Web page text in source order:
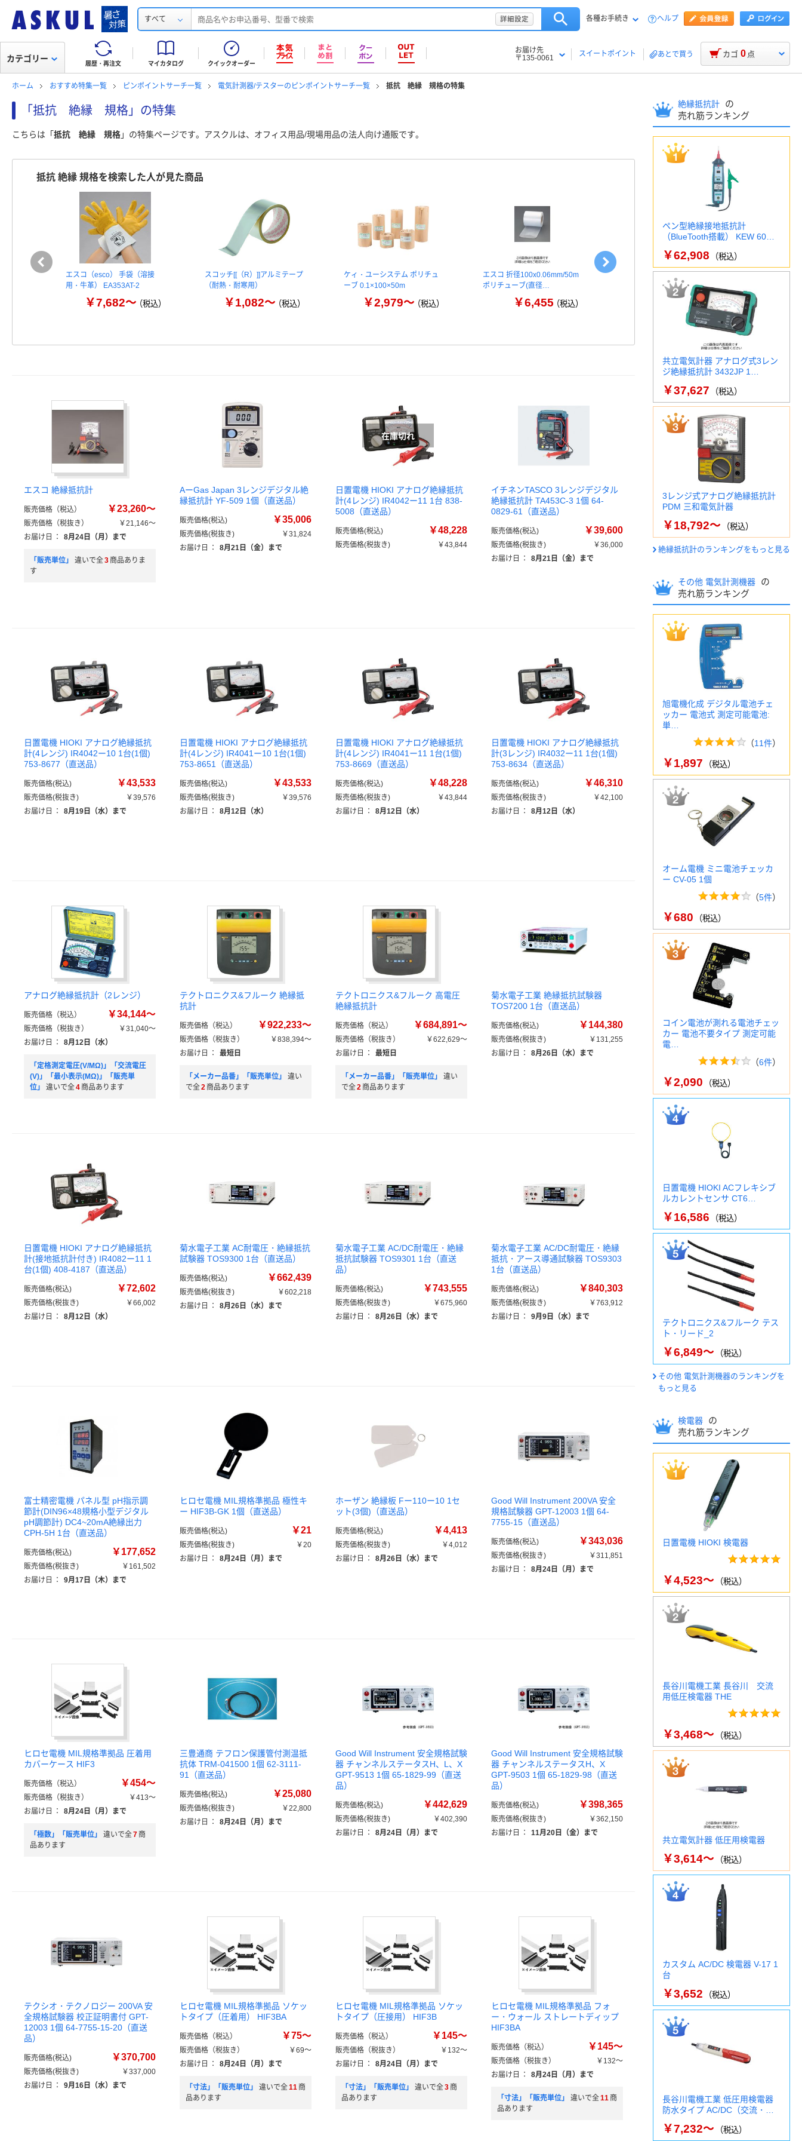
すべて 詳細設定 各種お手続き ヘルプ
履歴・再注文 マイカタログ クイックオーダー
お届け先
〒135-0061
スイートポイント あとで買う
カテゴリー カゴ 0 点
ホーム おすすめ特集一覧 ピンポイントサーチ一覧 電気計測器/テスターのピンポイントサーチ一覧 抵抗 絶縁 規格の特集
「抵抗 絶縁 規格」の特集
こちらは「抵抗 絶縁 規格」の特集ページです。アスクルは、オフィス用品/現場用品の法人向け通販です。
抵抗 絶縁 規格を検索した人が見た商品
エスコ（esco） 手袋（溶接
用・牛革） EA353AT-2
￥7,682～（税込）
スコッチ[[（R）]]アルミテープ
（耐熱・耐寒用）
￥1,082～（税込）
ケィ・ユーシステム ポリチュ
ーブ 0.1×100×50m
￥2,979～（税込）
エスコ 折径100x0.06mm/50m
ポリチューブ(直径…
￥6,455（税込）
￥6,999～（税込）
エスコ 絶縁抵抗計
販売価格（税込） ￥23,260～
販売価格（税抜き）
￥21,146～
お届け日
： 8月24日（月）まで
「販売単位」 違いで全3 商品ありま
す
AーGas Japan 3レンジデジタル絶
縁抵抗計 YF-509 1個（直送品）
販売価格(税込) ￥35,006
販売価格(税抜き)
￥31,824
お届け日
： 8月21日（金）まで
日置電機 HIOKI アナログ絶縁抵抗
計(4レンジ) IR4042ー11 1台 838-
5008（直送品）
販売価格(税込) ￥48,228
販売価格(税抜き) ￥43,844
イチネンTASCO 3レンジデジタル
絶縁抵抗計 TA453C-3 1個 64-
0829-61（直送品）
販売価格(税込) ￥39,600
販売価格(税抜き)
￥36,000
お届け日
： 8月21日（金）まで
日置電機 HIOKI アナログ絶縁抵抗
計(4レンジ) IR4042ー10 1台(1個)
753-8677（直送品）
販売価格(税込) ￥43,533
販売価格(税抜き)
￥39,576
お届け日
： 8月19日（水）まで
日置電機 HIOKI アナログ絶縁抵抗
計(4レンジ) IR4041ー10 1台(1個)
753-8651（直送品）
販売価格(税込) ￥43,533
販売価格(税抜き)
￥39,576
お届け日
： 8月12日（水）
日置電機 HIOKI アナログ絶縁抵抗
計(4レンジ) IR4041ー11 1台(1個)
753-8669（直送品）
販売価格(税込) ￥48,228
販売価格(税抜き)
￥43,844
お届け日
： 8月12日（水）
日置電機 HIOKI アナログ絶縁抵抗
計(3レンジ) IR4032ー11 1台(1個)
753-8634（直送品）
販売価格(税込) ￥46,310
販売価格(税抜き)
￥42,100
お届け日
： 8月12日（水）
アナログ絶縁抵抗計（2レンジ）
販売価格（税込） ￥34,144～
販売価格（税抜き）
￥31,040～
お届け日
： 8月12日（水）
「定格測定電圧(V/MΩ)」「交流電圧
(V)」「最小表示(MΩ)」「販売単
位」
違いで全4 商品あります
テクトロニクス&フルーク 絶縁抵
抗計
販売価格（税込） ￥922,233～
販売価格（税抜き）
￥838,394～
お届け日
： 最短日
「メーカー品番」「販売単位」
違い
で全2 商品あります
テクトロニクス&フルーク 高電圧
絶縁抵抗計
販売価格（税込） ￥684,891～
販売価格（税抜き）
￥622,629～
お届け日
： 最短日
「メーカー品番」「販売単位」
違い
で全2 商品あります
菊水電子工業 絶縁抵抗試験器
TOS7200 1台（直送品）
販売価格(税込) ￥144,380
販売価格(税抜き)
￥131,255
お届け日
： 8月26日（水）まで
日置電機 HIOKI アナログ絶縁抵抗
計(接地抵抗計付き) IR4082ー11 1
台(1個) 408-4187（直送品）
販売価格(税込) ￥72,602
販売価格(税抜き)
￥66,002
お届け日
： 8月12日（水）
菊水電子工業 AC耐電圧・絶縁抵抗
試験器 TOS9300 1台（直送品）
販売価格(税込) ￥662,439
販売価格(税抜き)
￥602,218
お届け日
： 8月26日（水）まで
菊水電子工業 AC/DC耐電圧・絶縁
抵抗試験器 TOS9301 1台（直送
品）
販売価格(税込) ￥743,555
販売価格(税抜き)
￥675,960
お届け日
： 8月26日（水）まで
菊水電子工業 AC/DC耐電圧・絶縁
抵抗・アース導通試験器 TOS9303
1台（直送品）
販売価格(税込) ￥840,303
販売価格(税抜き)
￥763,912
お届け日
： 9月9日（水）まで
富士精密電機 パネル型 pH指示調
節計(DIN96×48規格小型デジタル
pH調節計) DC4~20mA絶縁出力
CPH-5H 1台（直送品）
販売価格(税込) ￥177,652
販売価格(税抜き)
￥161,502
お届け日
： 9月17日（木）まで
ヒロセ電機 MIL規格準拠品 極性キ
ー HIF3B-GK 1個（直送品）
販売価格(税込) ￥21
販売価格(税抜き)
￥20
お届け日
： 8月24日（月）まで
ホーザン 絶縁板 Fー110ー10 1セ
ット(3個)（直送品）
販売価格(税込) ￥4,413
販売価格(税抜き)
￥4,012
お届け日
： 8月26日（水）まで
Good Will Instrument 200VA 安全
規格試験器 GPT-12003 1個 64-
7755-15（直送品）
販売価格(税込) ￥343,036
販売価格(税抜き)
￥311,851
お届け日
： 8月24日（月）まで
ヒロセ電機 MIL規格準拠品 圧着用
カバーケース HIF3
販売価格（税込） ￥454～
販売価格（税抜き）
￥413～
お届け日
： 8月24日（月）まで
「極数」「販売単位」 違いで全7 商
品あります
三豊通商 テフロン保護管付測温抵
抗体 TRM-041500 1個 62-3111-
91（直送品）
販売価格(税込) ￥25,080
販売価格(税抜き)
￥22,800
お届け日
： 8月24日（月）まで
Good Will Instrument 安全規格試験
器 チャンネルステータスH、L、X
GPT-9513 1個 65-1829-99（直送
品）
販売価格(税込) ￥442,629
販売価格(税抜き)
￥402,390
お届け日
： 8月24日（月）まで
Good Will Instrument 安全規格試験
器 チャンネルステータスH、X
GPT-9503 1個 65-1829-98（直送
品）
販売価格(税込) ￥398,365
販売価格(税抜き)
￥362,150
お届け日
： 11月20日（金）まで
テクシオ・テクノロジー 200VA 安
全規格試験器 校正証明書付 GPT-
12003 1個 64-7755-15-20（直送
品）
販売価格(税込) ￥370,700
販売価格(税抜き)
￥337,000
お届け日
： 9月16日（水）まで
ヒロセ電機 MIL規格準拠品 ソケッ
トタイプ（圧着用） HIF3BA
販売価格（税込） ￥75～
販売価格（税抜き）
￥69～
お届け日
： 8月24日（月）まで
「寸法」「販売単位」 違いで全11 商
品あります
ヒロセ電機 MIL規格準拠品 ソケッ
トタイプ（圧接用） HIF3B
販売価格（税込） ￥145～
販売価格（税抜き）
￥132～
お届け日
： 8月24日（月）まで
「寸法」「販売単位」 違いで全3 商
品あります
ヒロセ電機 MIL規格準拠品 フォ
ー・ウォール ストレートディップ
HIF3BA
販売価格（税込） ￥145～
販売価格（税抜き）
￥132～
お届け日
： 8月24日（月）まで
「寸法」「販売単位」 違いで全11 商
品あります
絶縁抵抗計
の
売れ筋ランキング
ペン型絶縁接地抵抗計
（BlueTooth搭載） KEW 60…
￥62,908 （税込）
共立電気計器 アナログ式3レン
ジ絶縁抵抗計 3432JP 1…
￥37,627 （税込）
3レンジ式アナログ絶縁抵抗計
PDM 三和電気計器
￥18,792～ （税込）
絶縁抵抗計のランキングをもっと見る
その他 電気計測機器
の
売れ筋ランキング
旭電機化成 デジタル電池チェ
ッカー 電池式 測定可能電池:
単…
（11件）
￥1,897 （税込）
オーム電機 ミニ電池チェッカ
ー CV-05 1個
（5件）
￥680 （税込）
コイン電池が測れる電池チェッ
カー 電池不要タイプ 測定可能
電…
（6件）
￥2,090 （税込）
日置電機 HIOKI ACフレキシブ
ルカレントセンサ CT6…
￥16,586 （税込）
テクトロニクス&フルーク テス
ト・リード_2
￥6,849～ （税込）
その他 電気計測機器のランキングを
もっと見る
検電器
の
売れ筋ランキング
日置電機 HIOKI 検電器
￥4,523～ （税込）
長谷川電機工業 長谷川 交流
用低圧検電器 THE
￥3,468～ （税込）
共立電気計器 低圧用検電器
￥3,614～ （税込）
カスタム AC/DC 検電器 V-17 1
台
￥3,652 （税込）
長谷川電機工業 低圧用検電器
防水タイプ AC/DC（交流・…
￥7,232～ （税込）